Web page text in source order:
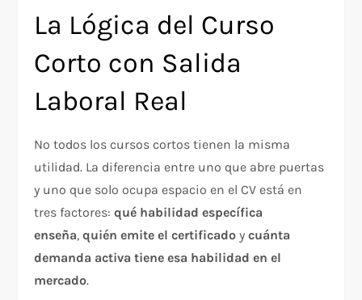
La Lógica del Curso
Corto con Salida
Laboral Real
No todos los cursos cortos tienen la misma
utilidad. La diferencia entre uno que abre puertas
y uno que solo ocupa espacio en el CV está en
tres factores:qué habilidad específica
enseña,quién emite el certificado ycuánta
demanda activa tiene esa habilidad en el
mercado.